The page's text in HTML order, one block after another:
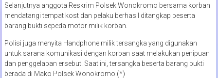
Selanjutnya anggota Reskrim Polsek Wonokromo bersama korban
mendatangi tempat kost dan pelaku berhasil ditangkap beserta
barang bukti sepeda motor milik korban.
Polisi juga menyita Handphone milik tersangka yang digunakan
untuk sarana komunikasi dengan korban saat melakukan penipuan
dan penggelapan ersebut. Saat ini, tersangka beserta barang bukti
berada di Mako Polsek Wonokromo.(*)